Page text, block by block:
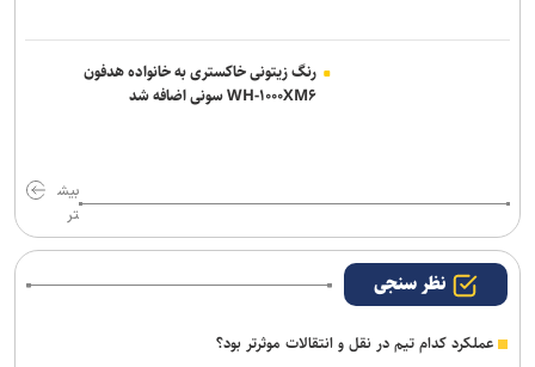
رنگ زیتونی خاکستری به خانواده هدفون
WH-۱۰۰۰XM۶ سونی اضافه شد
بیش
تر
نظر سنجی
عملکرد کدام تیم در نقل و انتقالات موثرتر بود؟